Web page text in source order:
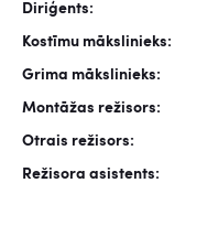
Diriģents:
Kostīmu mākslinieks:
Grima mākslinieks:
Montāžas režisors:
Otrais režisors:
Režisora asistents: